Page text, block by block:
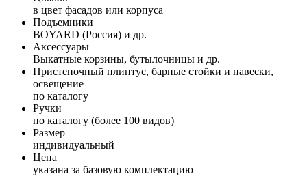
в цвет фасадов или корпуса
Подъемники
BOYARD (Россия) и др.
Аксессуары
Выкатные корзины, бутылочницы и др.
Пристеночный плинтус, барные стойки и навески,
освещение
по каталогу
Ручки
по каталогу (более 100 видов)
Размер
индивидуальный
Цена
указана за базовую комплектацию